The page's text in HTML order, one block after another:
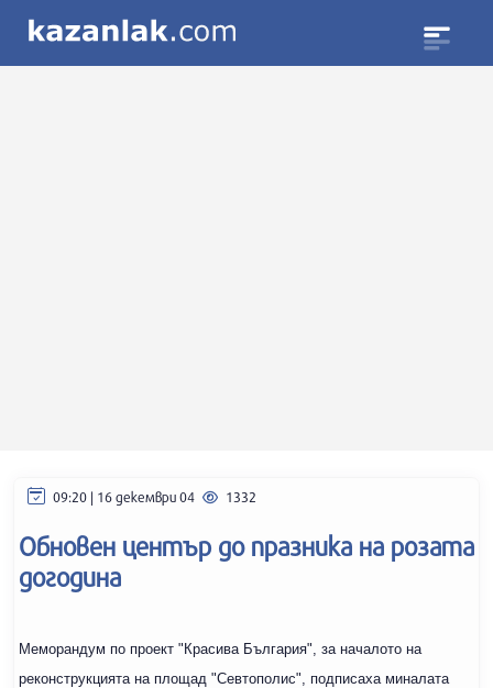
09:20 | 16 декември 04 1332
Обновен център до празника на розата
догодина
Меморандум по проект "Красива България", за началото на
реконструкцията на площад "Севтополис", подписаха миналата